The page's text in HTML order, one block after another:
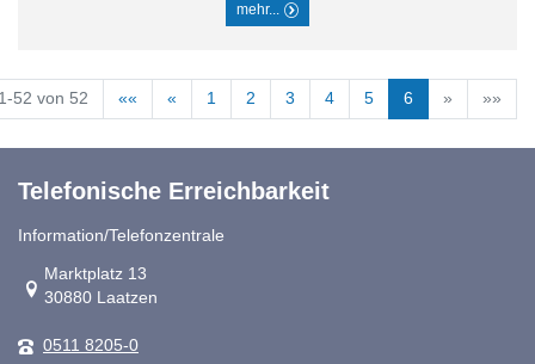
mehr...
52 von 52 «« « 1 2 3 4 5 6 » »»
Telefonische Erreichbarkeit
Information/Telefonzentrale
Link zur Google-Maps Navigation
Marktplatz 13
30880 Laatzen
0511 8205-0